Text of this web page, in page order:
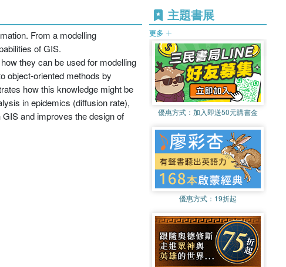
From a modelling
of GIS.
they can be used for modelling
object-oriented methods by
how this knowledge might be
in epidemics (diffusion rate),
and improves the design of
主題書展
更多
優惠方式： 加入即送50元購書金
優惠方式： 19折起